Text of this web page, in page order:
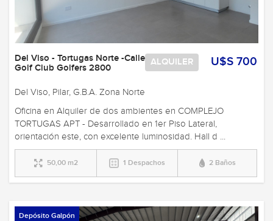
U$S 700
ALQUILER
Del Viso - Tortugas Norte -Calle
Golf Club Golfers 2800
Del Viso, Pilar, G.B.A. Zona Norte
Oficina en Alquiler de dos ambientes en COMPLEJO
TORTUGAS APT - Desarrollado en 1er Piso Lateral,
orientación este, con excelente luminosidad. Hall d ...
50,00 m2 1 Despachos 2 Baños
Depósito Galpón